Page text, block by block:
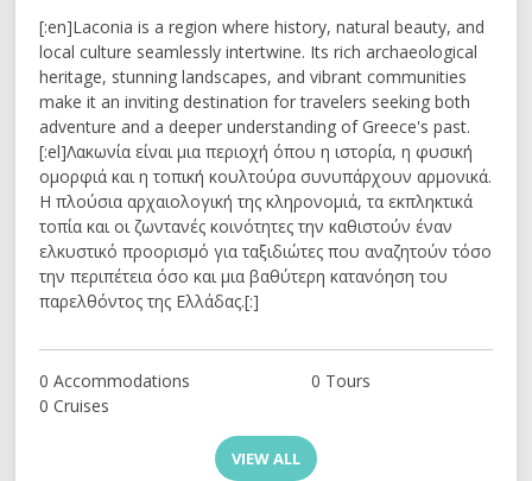
[:en]Laconia is a region where history, natural beauty, and
local culture seamlessly intertwine. Its rich archaeological
heritage, stunning landscapes, and vibrant communities
make it an inviting destination for travelers seeking both
adventure and a deeper understanding of Greece's past.
[:el]Λακωνία είναι μια περιοχή όπου η ιστορία, η φυσική
ομορφιά και η τοπική κουλτούρα συνυπάρχουν αρμονικά.
Η πλούσια αρχαιολογική της κληρονομιά, τα εκπληκτικά
τοπία και οι ζωντανές κοινότητες την καθιστούν έναν
ελκυστικό προορισμό για ταξιδιώτες που αναζητούν τόσο
την περιπέτεια όσο και μια βαθύτερη κατανόηση του
παρελθόντος της Ελλάδας.[:]
0 Accommodations
0 Tours
0 Cruises
VIEW ALL